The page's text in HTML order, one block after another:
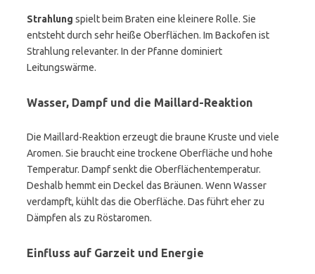
Strahlung spielt beim Braten eine kleinere Rolle. Sie
entsteht durch sehr heiße Oberflächen. Im Backofen ist
Strahlung relevanter. In der Pfanne dominiert
Leitungswärme.
Wasser, Dampf und die Maillard-Reaktion
Die Maillard-Reaktion erzeugt die braune Kruste und viele
Aromen. Sie braucht eine trockene Oberfläche und hohe
Temperatur. Dampf senkt die Oberflächentemperatur.
Deshalb hemmt ein Deckel das Bräunen. Wenn Wasser
verdampft, kühlt das die Oberfläche. Das führt eher zu
Dämpfen als zu Röstaromen.
Einfluss auf Garzeit und Energie